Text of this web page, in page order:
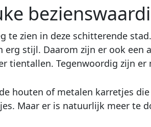
te zien in deze schitterende
erg stijl. Daarom zijn er ook een
tientallen. Tegenwoordig zijn er
houten of metalen karretjes
Maar er is natuurlijk meer te